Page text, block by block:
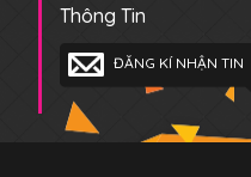
Thông Tin
ĐĂNG KÍ NHẬN TIN